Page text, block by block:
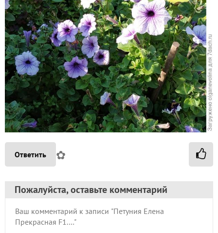
Ответить ✿
Пожалуйста, оставьте комментарий